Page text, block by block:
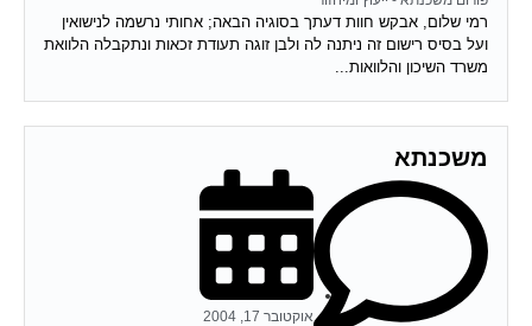
רמי שלום, אבקש חוות דעתך בסוגיה הבאה; אחותי נרשמה לנישואין
ועל בסיס רישום זה ניתנה לה ולבן זוגה תעודת זכאות ונתקבלה הלוואת
משרד השיכון והלוואות...
משכנתא
אוקטובר 17, 2004